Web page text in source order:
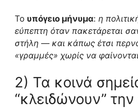
Το υπόγειο μήνυμα: η
εύπεπτη όταν πακετάρεται
στήλη — και κάπως έτσι
«γραμμές» χωρίς να
2) Τα κοινά
“κλειδώνουν”